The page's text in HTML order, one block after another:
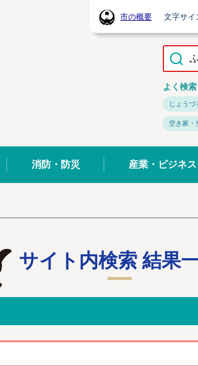
常陸太田市ホームページ
市の概要 文字サイ
よく検
じょうづ
空き家・
消防・防災 産業・ビジネス
サイト内検索 結果